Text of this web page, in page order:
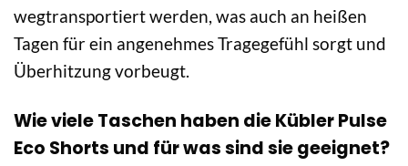
wegtransportiert werden, was auch an heißen
Tagen für ein angenehmes Tragegefühl sorgt und
Überhitzung vorbeugt.
Wie viele Taschen haben die Kübler Pulse
Eco Shorts und für was sind sie geeignet?